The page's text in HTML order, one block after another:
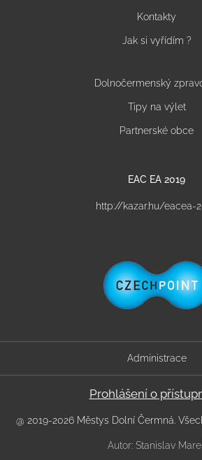
Kontakty
Jak si vyřídím ?
Dolnočermenský
Tipy na výlet
Partnerské obce
EAC EA 2019
http://kazar.hu/eacea-
Administrace
Prohlášení o
@ 2019-2026 Městys Dolní Čermná.
Autor: Stanislav